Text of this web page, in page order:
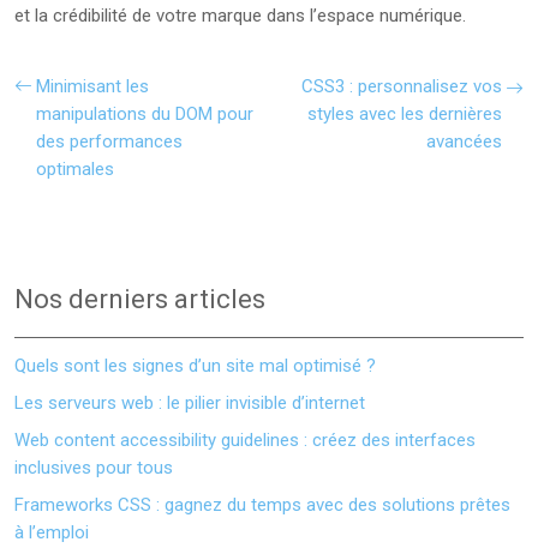
et la crédibilité de votre marque dans l’espace numérique.
Minimisant les
manipulations du DOM pour
des performances
optimales
CSS3 : personnalisez vos
styles avec les dernières
avancées
Nos derniers articles
Quels sont les signes d’un site mal optimisé ?
Les serveurs web : le pilier invisible d’internet
Web content accessibility guidelines : créez des interfaces
inclusives pour tous
Frameworks CSS : gagnez du temps avec des solutions prêtes
à l’emploi